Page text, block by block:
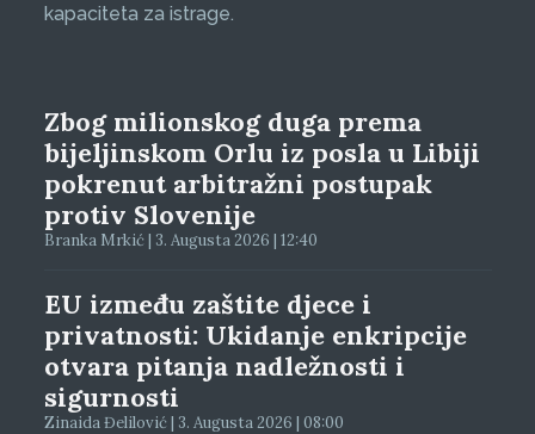
kapaciteta za istrage.
Zbog milionskog duga prema
bijeljinskom Orlu iz posla u Libiji
pokrenut arbitražni postupak
protiv Slovenije
Branka Mrkić | 3. Augusta 2026 | 12:40
EU između zaštite djece i
privatnosti: Ukidanje enkripcije
otvara pitanja nadležnosti i
sigurnosti
Zinaida Đelilović | 3. Augusta 2026 | 08:00